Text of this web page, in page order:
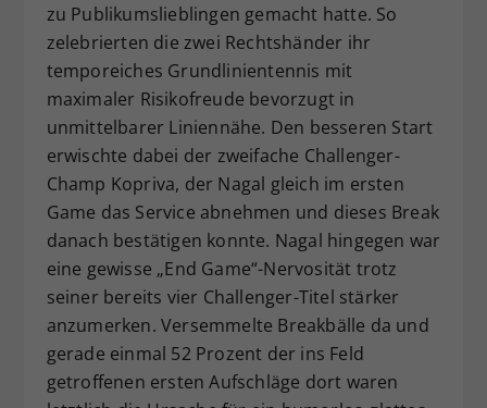
zu Publikumslieblingen gemacht hatte. So
zelebrierten die zwei Rechtshänder ihr
temporeiches Grundlinientennis mit
maximaler Risikofreude bevorzugt in
unmittelbarer Liniennähe. Den besseren Start
erwischte dabei der zweifache Challenger-
Champ Kopriva, der Nagal gleich im ersten
Game das Service abnehmen und dieses Break
danach bestätigen konnte. Nagal hingegen war
eine gewisse „End Game“-Nervosität trotz
seiner bereits vier Challenger-Titel stärker
anzumerken. Versemmelte Breakbälle da und
gerade einmal 52 Prozent der ins Feld
getroffenen ersten Aufschläge dort waren